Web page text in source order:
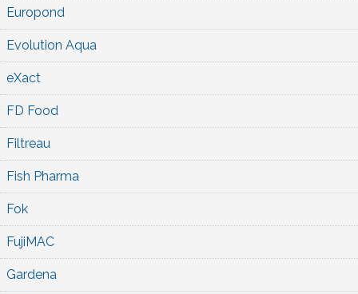
Europond
Evolution Aqua
eXact
FD Food
Filtreau
Fish Pharma
Fok
FujiMAC
Gardena